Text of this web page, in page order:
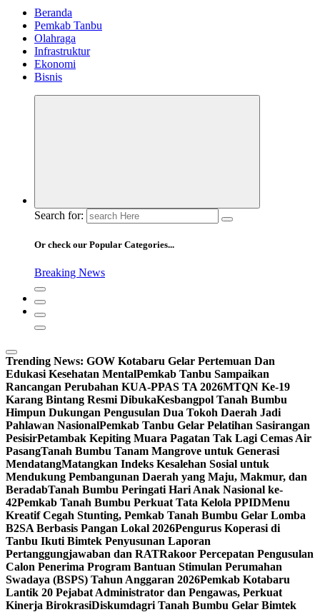
Beranda
Pemkab Tanbu
Olahraga
Infrastruktur
Ekonomi
Bisnis
Search for:
Or check our Popular Categories...
Breaking News
Trending News: GOW Kotabaru Gelar Pertemuan Dan
Edukasi Kesehatan MentalPemkab Tanbu Sampaikan
Rancangan Perubahan KUA-PPAS TA 2026MTQN Ke-19
Karang Bintang Resmi DibukaKesbangpol Tanah Bumbu
Himpun Dukungan Pengusulan Dua Tokoh Daerah Jadi
Pahlawan NasionalPemkab Tanbu Gelar Pelatihan Sasirangan
PesisirPetambak Kepiting Muara Pagatan Tak Lagi Cemas Air
PasangTanah Bumbu Tanam Mangrove untuk Generasi
MendatangMatangkan Indeks Kesalehan Sosial untuk
Mendukung Pembangunan Daerah yang Maju, Makmur, dan
BeradabTanah Bumbu Peringati Hari Anak Nasional ke-
42Pemkab Tanah Bumbu Perkuat Tata Kelola PPIDMenu
Kreatif Cegah Stunting, Pemkab Tanah Bumbu Gelar Lomba
B2SA Berbasis Pangan Lokal 2026Pengurus Koperasi di
Tanbu Ikuti Bimtek Penyusunan Laporan
Pertanggungjawaban dan RATRakoor Percepatan Pengusulan
Calon Penerima Program Bantuan Stimulan Perumahan
Swadaya (BSPS) Tahun Anggaran 2026Pemkab Kotabaru
Lantik 20 Pejabat Administrator dan Pengawas, Perkuat
Kinerja BirokrasiDiskumdagri Tanah Bumbu Gelar Bimtek